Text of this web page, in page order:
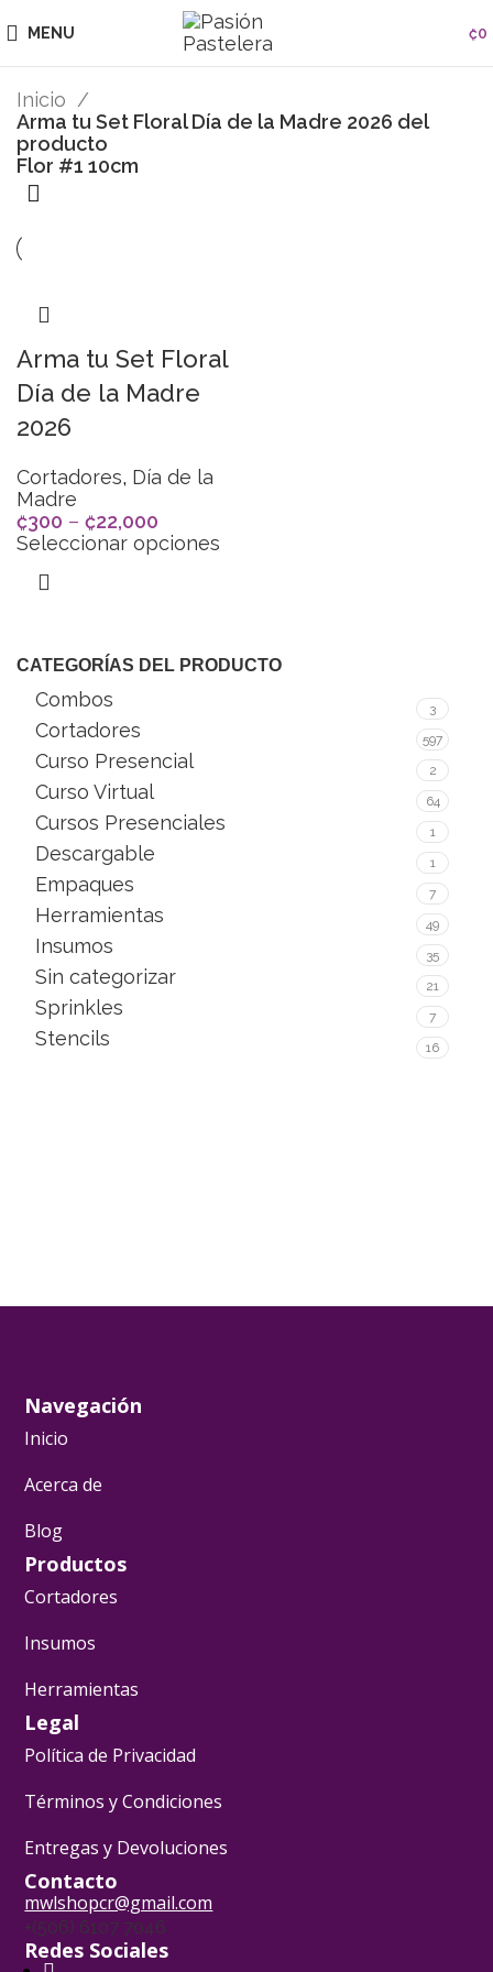
MENU ₡0
CATEGORÍAS DEL PRODUCTO
Combos 3
Cortadores 597
Curso Presencial 2
Curso Virtual 64
Cursos Presenciales 1
Descargable 1
Empaques 7
Herramientas 49
Insumos 35
Sin categorizar 21
Sprinkles 7
Stencils 16
Inicio
Arma tu Set Floral Día de la Madre 2026 del
producto
Flor #1 10cm
Arma tu Set Floral
Día de la Madre
2026
Cortadores, Día de la
Madre
₡300 – ₡22,000
Seleccionar opciones
Navegación
Inicio
Acerca de
Blog
Productos
Cortadores
Insumos
Herramientas
Legal
Política de Privacidad
Términos y Condiciones
Entregas y Devoluciones
Contacto
mwlshopcr@gmail.com
+(506) 6107 7046
Redes Sociales